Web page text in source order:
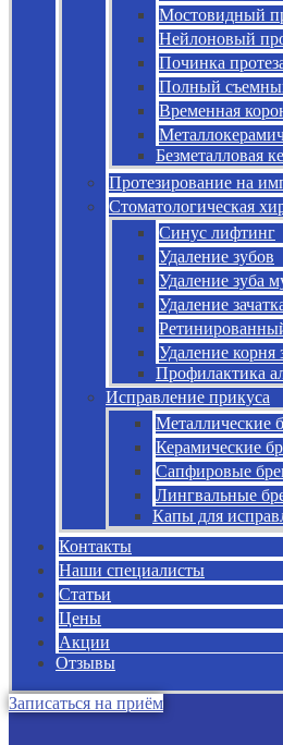
Мостовидный
Нейлоновый
Починка
Полный
Временная
Безметалловая
Протезирование на
Стоматологическая
Синус лифтинг
Удаление зубов
Удаление зуба
Удаление
Удаление корня
Профилактика
Исправление прикуса
Металлические
Керамические
Сапфировые
Лингвальные
Капы для
Контакты
Наши специалисты
Статьи
Цены
Акции
Отзывы
Записаться на приём